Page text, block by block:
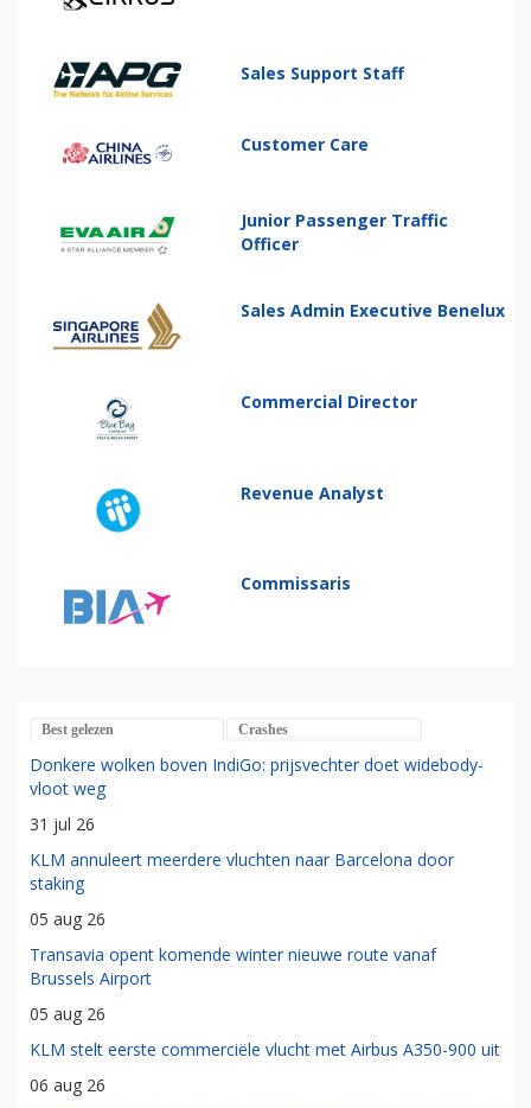
Sales Support Staff
Customer Care
Junior Passenger Traffic
Officer
Sales Admin Executive Benelux
Commercial Director
Revenue Analyst
Commissaris
Best gelezen Crashes
Donkere wolken boven IndiGo: prijsvechter doet widebody-
vloot weg
31 jul 26
KLM annuleert meerdere vluchten naar Barcelona door
staking
05 aug 26
Transavia opent komende winter nieuwe route vanaf
Brussels Airport
05 aug 26
KLM stelt eerste commerciële vlucht met Airbus A350-900 uit
06 aug 26